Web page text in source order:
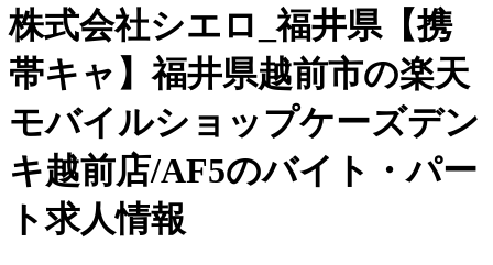
株式会社シエロ_福井県【携
帯キャ】福井県越前市の楽天
モバイルショップケーズデン
キ越前店/AF5のバイト・パー
ト求人情報